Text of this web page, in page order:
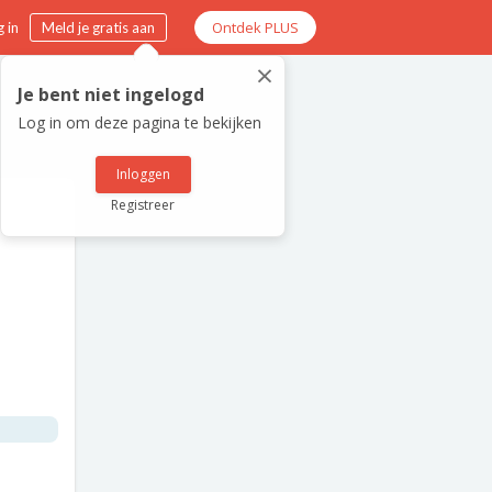
in Meld je gratis aan Ontdek PLUS
×
Je bent niet ingelogd
Log in om deze pagina te bekijken
Inloggen
Registreer